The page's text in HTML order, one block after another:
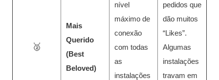
🥈
Mais
Querido
(Best
Beloved)
nível
máximo de
conexão
com todas
as
instalações
pedidos que
dão muitos
“Likes”.
Algumas
instalações
travam em